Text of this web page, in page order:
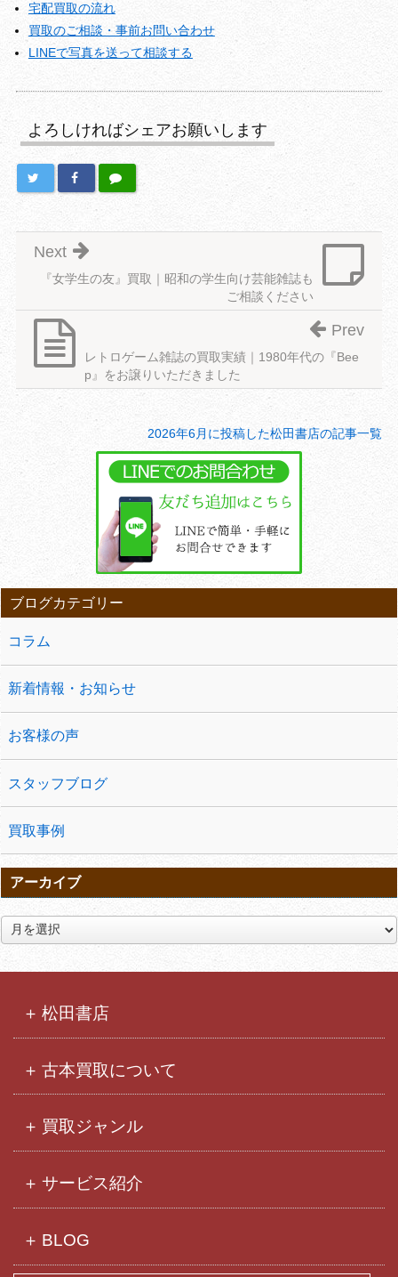
宅配買取の流れ
買取のご相談・事前お問い合わせ
LINEで写真を送って相談する
よろしければシェアお願いします
『女学生の友』買取｜昭和の学生向け芸能雑誌も
ご相談ください
Next
レトロゲーム雑誌の買取実績｜1980年代の『Bee
p』をお譲りいただきました
Prev
2026年6月に投稿した松田書店の記事一覧
ブログカテゴリー
コラム
新着情報・お知らせ
お客様の声
スタッフブログ
買取事例
アーカイブ
ア
ー
カ
松田書店
古本買取について
買取ジャンル
サービス紹介
BLOG